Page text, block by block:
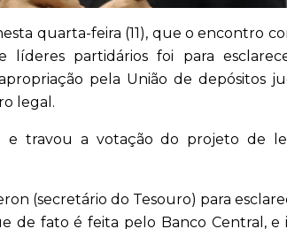
quarta-feira (11), que o encontro
líderes partidários foi para
pela União de depósitos
legal.
e travou a votação do projeto de
(secretário do Tesouro) para
de fato é feita pelo Banco Central, e